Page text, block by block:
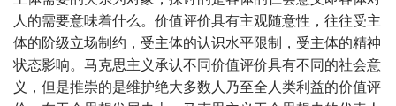
人的需要意味着什么。价值评价具有主观随意性，往往受主
体的阶级立场制约，受主体的认识水平限制，受主体的精神
状态影响。马克思主义承认不同价值评价具有不同的社会意
义，但是推崇的是维护绝大多数人乃至全人类利益的价值评